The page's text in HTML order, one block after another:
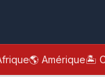
🌎 Amérique🏝️